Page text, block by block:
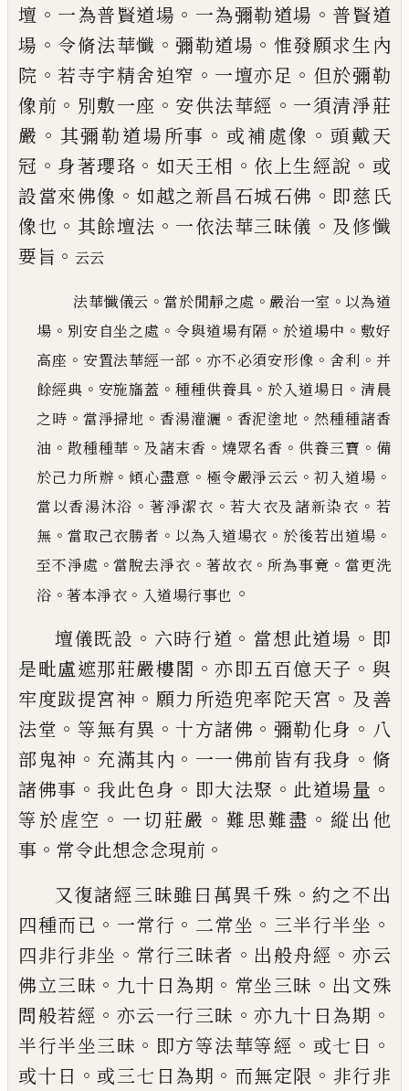
壇 。 一為普賢道場 。 一為彌勒道場 。 普賢道
場 。令脩法華懺 。彌勒道場 。 惟發願求生內
院 。若寺宇精舍迫窄 。 一壇亦足 。 但於彌勒
像前 。 別敷一座 。 安供法華經 。 一須清淨莊
嚴 。 其彌勒道場所事 。 或補處像 。 頭戴天
冠 。 身著瓔珞 。 如天王相 。 依上生經說 。 或
設當來佛像 。 如越之新昌石城石佛 。 即慈氏
像也 。 其餘壇法 。 一依法華三昧儀 。 及修懺
要旨 。 云云
法華懺儀云 。當於閒靜之處 。 嚴治一室 。 以為道
場 。 別安自坐之處 。 令與道場有隔 。 於道場中 。 敷好
高座 。 安置法華經一部 。 亦不必須安形像 。 舍利 。 并
餘經典 。 安施旛蓋 。 種種供養具 。 於入道場日 。 清晨
之時 。 當淨掃地 。 香湯灌灑 。 香泥塗地 。 然種種諸香
油 。 散種種華 。 及諸末香 。 燒眾名香 。供養三寶 。 備
於己力所辦 。傾心盡意 。 極令嚴淨云云 。初入道場 。
當以香湯沐浴 。 著淨潔衣 。若大衣及諸新染衣 。 若
無 。 當取己衣勝者 。 以為入道場衣 。 於後若出道場 。
至不淨處 。當脫去淨衣 。 著故衣 。 所為事竟 。 當更洗
浴 。 著本淨衣 。 入道場行事也 。
壇儀既設 。 六時行道 。 當想此道場 。 即
是毗盧遮那莊嚴樓閣 。亦即五百億天子 。 與
牢度跋提宮神 。 願力所造兜率陀天宮 。 及善
法堂 。 等無有異 。十方諸佛 。 彌勒化身 。 八
部鬼神 。 充滿其內 。 一一佛前皆有我身 。 脩
諸佛事 。 我此色身 。 即大法聚 。 此道場量 。
等於虗空 。 一切莊嚴 。 難思難盡 。 縱出他
事 。 常令此想念念現前 。
又復諸經三昧雖曰萬異千殊 。 約之不出
四種而已 。 一常行 。 二常坐 。 三半行半坐 。
四非行非坐 。 常行三昧者 。 出般舟經 。亦云
佛立三昧 。 九十日為期 。 常坐三昧 。 出文殊
問般若經 。 亦云一行三昧 。亦九十日為期 。
半行半坐三昧 。 即方等法華等經 。 或七日 。
或十日 。 或三七日為期 。 而無定限 。 非行非